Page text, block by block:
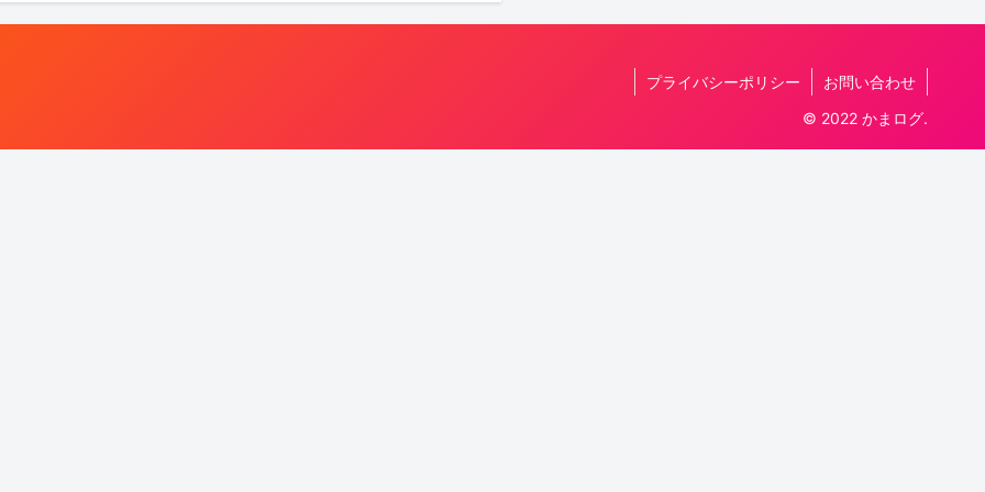
プライバシーポリシー
お問い合わせ
© 2022 かまログ.